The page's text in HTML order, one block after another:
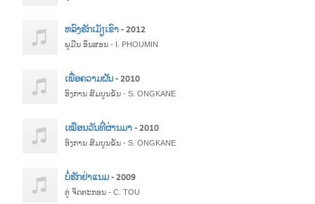
ຫລົງຮັກເມັຽເຂົາ- 2012
ພູມີນ ອິນສອນ - I. PHOUMIN
ເພື່ອຄວາມຝັນ- 2010
ອົງການ ສົມບູນຂັນ - S. ONGKANE
ເໝືອນວັນທີ່ຜ່ານມາ- 2010
ອົງການ ສົມບູນຂັນ - S. ONGKANE
ບໍ່ຮັກຢ່າແນມ- 2009
ຕູ່ ຈິດຕະກອນ - C. TOU